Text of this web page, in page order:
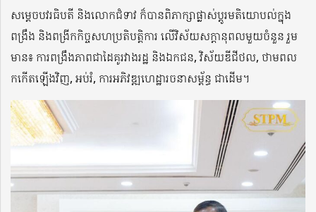
សម្ដេចបវរធិបតី និងលោកជំទាវ ក៏បានពិភាក្សាផ្លាស់ប្ដូរមតិយោបល់ក្នុង
ពង្រឹង និងពង្រីកកិច្ចសហប្រតិបត្តិការ លើវិស័យសក្តានុពលមួយចំនួន រួម
មាន៖ ការពង្រឹងភាពជាដៃគូរវាងរដ្ឋ និងឯកជន, វិស័យឌីជីថល, ថាមពល
កកើតឡើងវិញ, អប់រំ, ការអភិវឌ្ឍហេដ្ឋារចនាសម្ព័ន្ធ ជាដើម។